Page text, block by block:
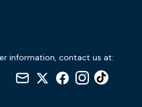
information, contact us at: